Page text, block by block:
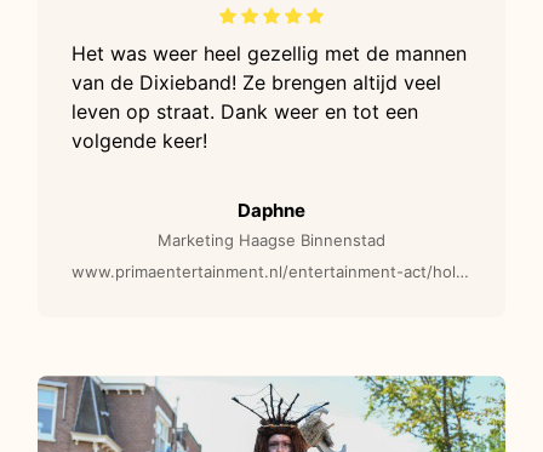
Het was weer heel gezellig met de mannen
van de Dixieband! Ze brengen altijd veel
leven op straat. Dank weer en tot een
volgende keer!
Daphne
Marketing Haagse Binnenstad
www.primaentertainment.nl/entertainment-act/hollands-dixieland-looporkest-j18-muzikale-act/